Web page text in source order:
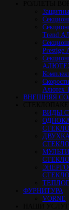
Trend
Алютех
ВНЕШНЯЯ
ВИДЫ
ФУРНИТУРА
VORNE